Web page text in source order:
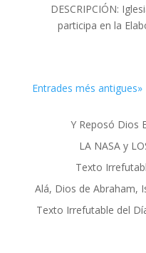
DESCRIPCIÓN:
participa en la
«Entrades més antigues
Y Reposó Dios
LA NASA y
Texto
Alá, Dios de Abraham,
Texto Irrefutable del